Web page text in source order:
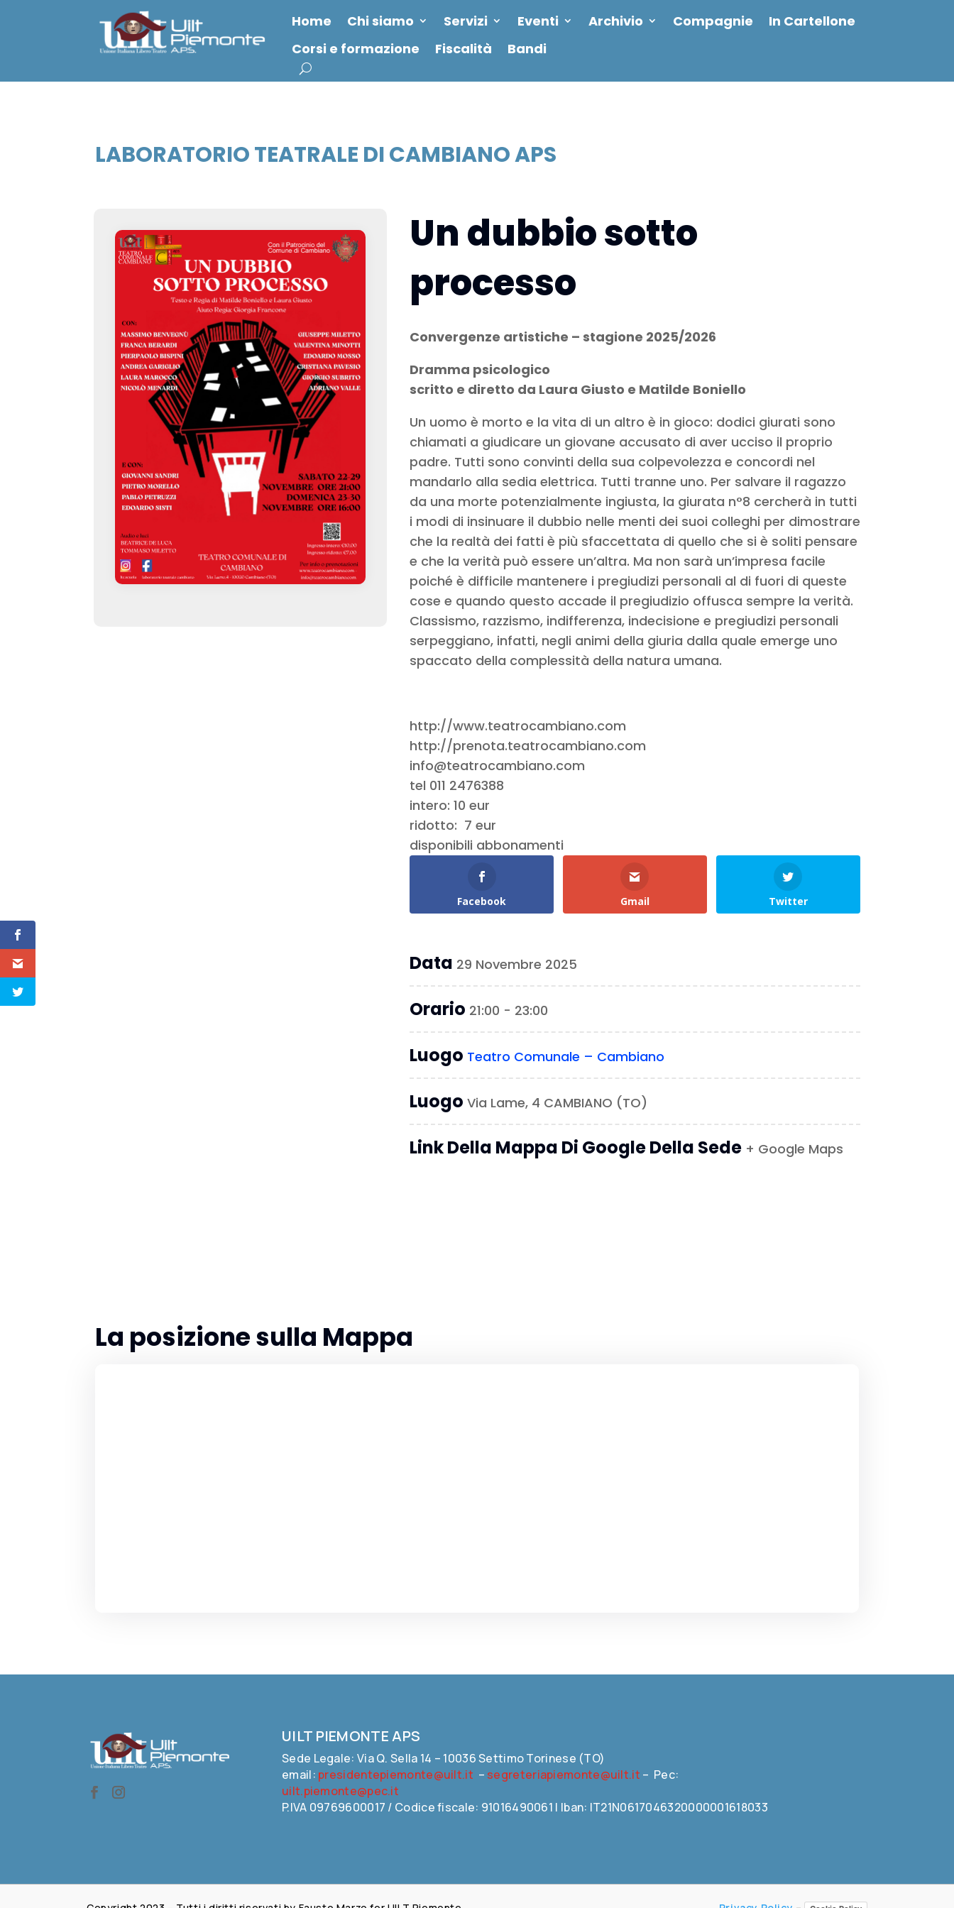
Home Chi siamo Servizi Eventi Archivio Compagnie
In Cartellone
Corsi e formazione
Fiscalità Bandi
LABORATORIO TEATRALE DI CAMBIANO APS
Un dubbio sotto
processo
Convergenze artistiche – stagione 2025/2026
Dramma psicologico
scritto e diretto da Laura Giusto e Matilde Boniello
Un uomo è morto e la vita di un altro è in gioco: dodici giurati sono
chiamati a giudicare un giovane accusato di aver ucciso il proprio
padre. Tutti sono convinti della sua colpevolezza e concordi nel
mandarlo alla sedia elettrica. Tutti tranne uno. Per salvare il ragazzo
da una morte potenzialmente ingiusta, la giurata n°8 cercherà in tutti
i modi di insinuare il dubbio nelle menti dei suoi colleghi per dimostrare
che la realtà dei fatti è più sfaccettata di quello che si è soliti pensare
e che la verità può essere un’altra. Ma non sarà un’impresa facile
poiché è difficile mantenere i pregiudizi personali al di fuori di queste
cose e quando questo accade il pregiudizio offusca sempre la verità.
Classismo, razzismo, indifferenza, indecisione e pregiudizi personali
serpeggiano, infatti, negli animi della giuria dalla quale emerge uno
spaccato della complessità della natura umana.
http://www.teatrocambiano.com
http://prenota.teatrocambiano.com
info@teatrocambiano.com
tel 011 2476388
intero: 10 eur
ridotto: 7 eur
disponibili abbonamenti
Facebook Gmail Twitter
Data 29 Novembre 2025
Orario 21:00 - 23:00
Luogo Teatro Comunale – Cambiano
Luogo Via Lame, 4 CAMBIANO (TO)
Link Della Mappa Di Google Della Sede + Google Maps
La posizione sulla Mappa
UILT PIEMONTE APS
Sede Legale: Via Q. Sella 14 – 10036 Settimo Torinese (TO)
email: presidentepiemonte@uilt.it – segreteriapiemonte@uilt.it – Pec:
uilt.piemonte@pec.it
P.IVA 09769600017 / Codice fiscale: 91016490061 | Iban: IT21N0617046320000001618033